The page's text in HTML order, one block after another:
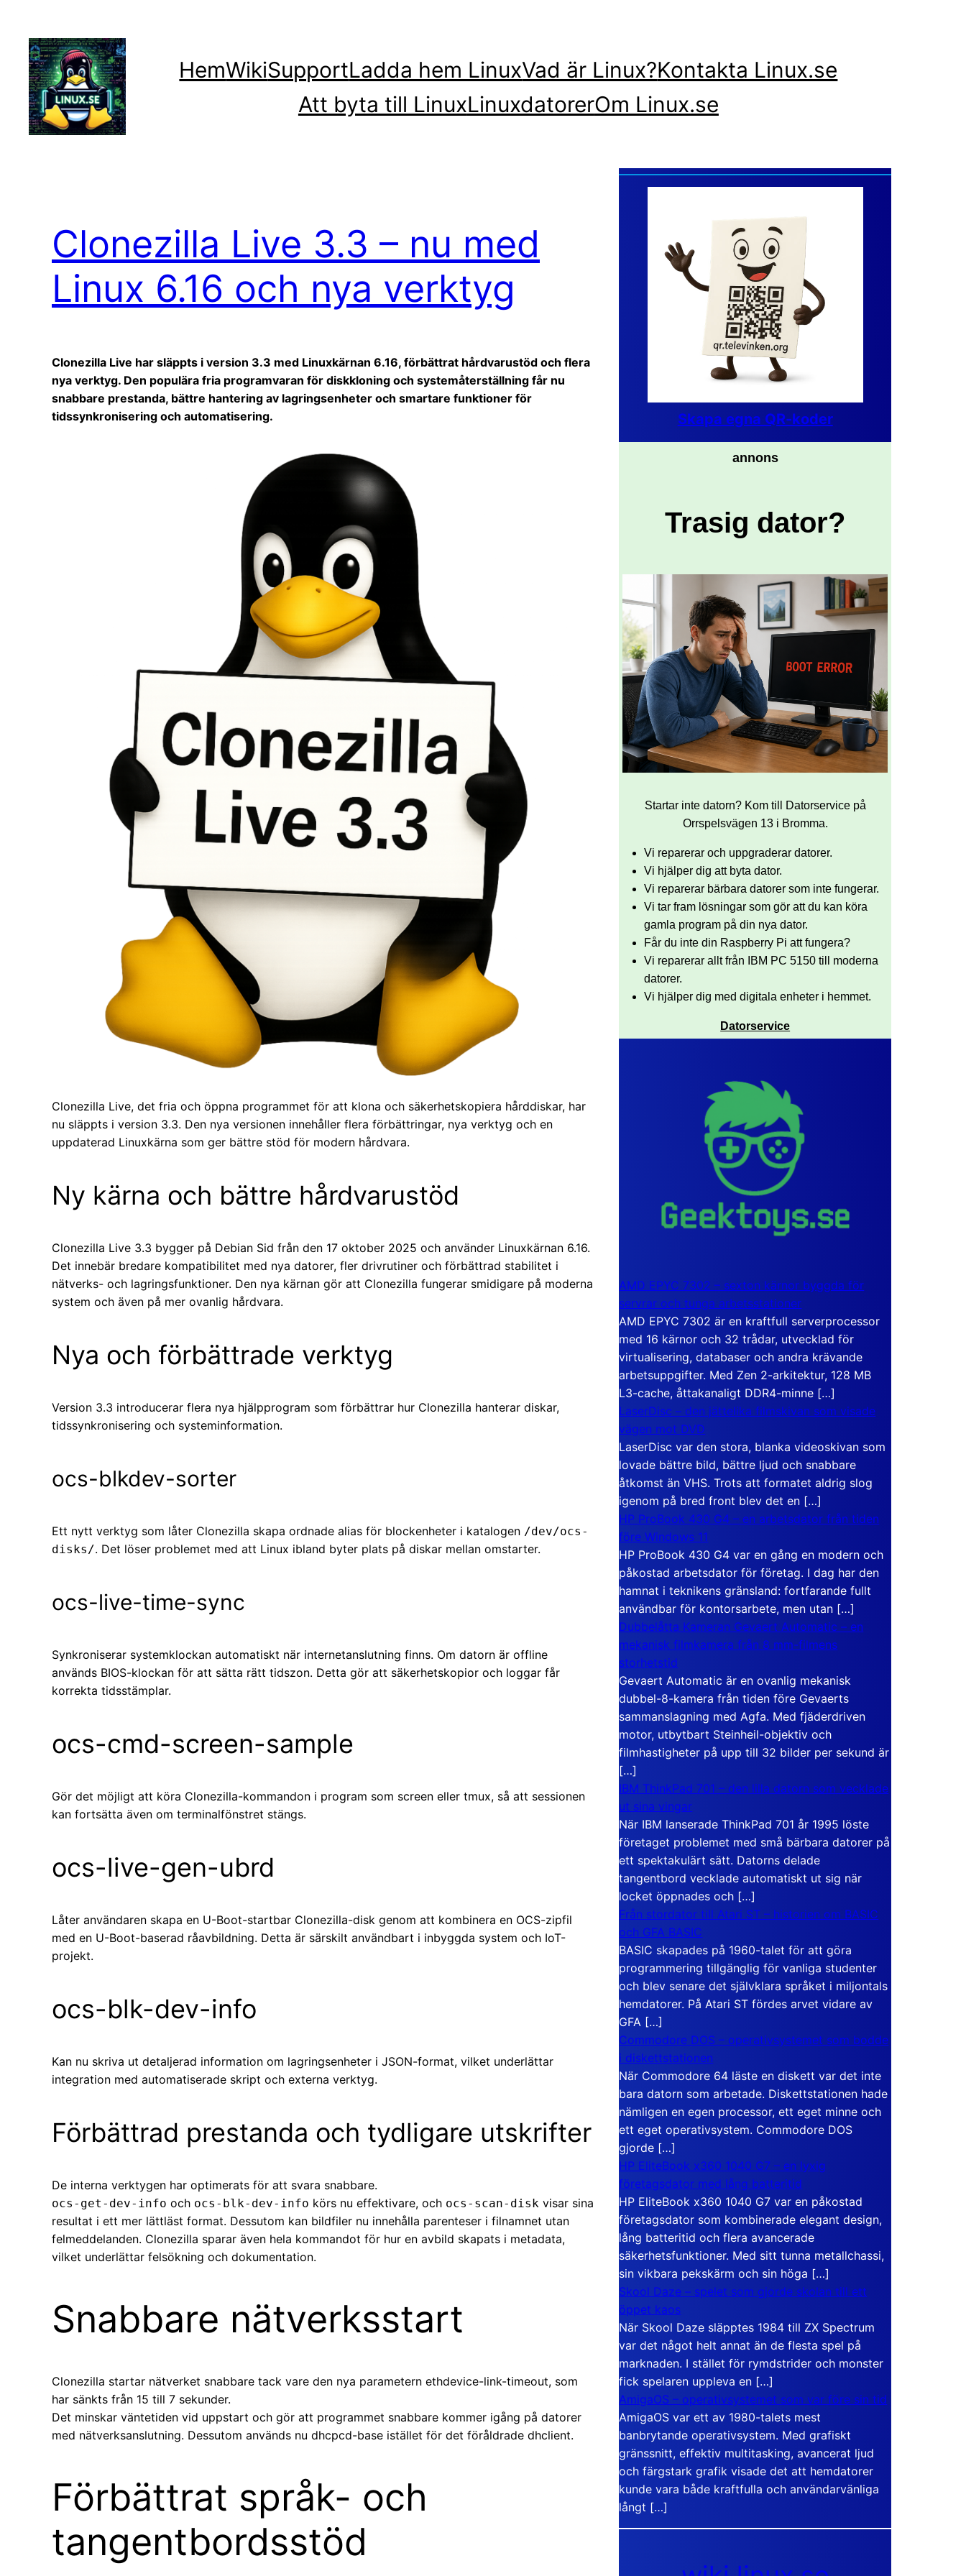
innehåll
HemWikiSupportLadda hem LinuxVad är Linux?Kontakta Linux.se
Att byta till LinuxLinuxdatorerOm Linux.se
Clonezilla Live 3.3 – nu med
Linux 6.16 och nya verktyg
Clonezilla Live har släppts i version 3.3 med Linuxkärnan 6.16, förbättrat hårdvarustöd och flera
nya verktyg. Den populära fria programvaran för diskkloning och systemåterställning får nu
snabbare prestanda, bättre hantering av lagringsenheter och smartare funktioner för
tidssynkronisering och automatisering.
Clonezilla Live, det fria och öppna programmet för att klona och säkerhetskopiera hårddiskar, har
nu släppts i version 3.3. Den nya versionen innehåller flera förbättringar, nya verktyg och en
uppdaterad Linuxkärna som ger bättre stöd för modern hårdvara.
Ny kärna och bättre hårdvarustöd
Clonezilla Live 3.3 bygger på Debian Sid från den 17 oktober 2025 och använder Linuxkärnan 6.16.
Det innebär bredare kompatibilitet med nya datorer, fler drivrutiner och förbättrad stabilitet i
nätverks- och lagringsfunktioner. Den nya kärnan gör att Clonezilla fungerar smidigare på moderna
system och även på mer ovanlig hårdvara.
Nya och förbättrade verktyg
Version 3.3 introducerar flera nya hjälpprogram som förbättrar hur Clonezilla hanterar diskar,
tidssynkronisering och systeminformation.
ocs-blkdev-sorter
Ett nytt verktyg som låter Clonezilla skapa ordnade alias för blockenheter i katalogen /dev/ocs-
disks/. Det löser problemet med att Linux ibland byter plats på diskar mellan omstarter.
ocs-live-time-sync
Synkroniserar systemklockan automatiskt när internetanslutning finns. Om datorn är offline
används BIOS-klockan för att sätta rätt tidszon. Detta gör att säkerhetskopior och loggar får
korrekta tidsstämplar.
ocs-cmd-screen-sample
Gör det möjligt att köra Clonezilla-kommandon i program som screen eller tmux, så att sessionen
kan fortsätta även om terminalfönstret stängs.
ocs-live-gen-ubrd
Låter användaren skapa en U-Boot-startbar Clonezilla-disk genom att kombinera en OCS-zipfil
med en U-Boot-baserad råavbildning. Detta är särskilt användbart i inbyggda system och IoT-
projekt.
ocs-blk-dev-info
Kan nu skriva ut detaljerad information om lagringsenheter i JSON-format, vilket underlättar
integration med automatiserade skript och externa verktyg.
Förbättrad prestanda och tydligare utskrifter
De interna verktygen har optimerats för att svara snabbare.
ocs-get-dev-info och ocs-blk-dev-info körs nu effektivare, och ocs-scan-disk visar sina
resultat i ett mer lättläst format. Dessutom kan bildfiler nu innehålla parenteser i filnamnet utan
felmeddelanden. Clonezilla sparar även hela kommandot för hur en avbild skapats i metadata,
vilket underlättar felsökning och dokumentation.
Snabbare nätverksstart
Clonezilla startar nätverket snabbare tack vare den nya parametern ethdevice-link-timeout, som
har sänkts från 15 till 7 sekunder.
Det minskar väntetiden vid uppstart och gör att programmet snabbare kommer igång på datorer
med nätverksanslutning. Dessutom används nu dhcpcd-base istället för det föråldrade dhclient.
Förbättrat språk- och
tangentbordsstöd
Skapa egna QR-koder
annons
Trasig dator?
Startar inte datorn? Kom till Datorservice på
Orrspelsvägen 13 i Bromma.
Vi reparerar och uppgraderar datorer.
Vi hjälper dig att byta dator.
Vi reparerar bärbara datorer som inte fungerar.
Vi tar fram lösningar som gör att du kan köra
gamla program på din nya dator.
Får du inte din Raspberry Pi att fungera?
Vi reparerar allt från IBM PC 5150 till moderna
datorer.
Vi hjälper dig med digitala enheter i hemmet.
Datorservice
AMD EPYC 7302 – sexton kärnor byggda för
servrar och tunga arbetsstationer
AMD EPYC 7302 är en kraftfull serverprocessor
med 16 kärnor och 32 trådar, utvecklad för
virtualisering, databaser och andra krävande
arbetsuppgifter. Med Zen 2-arkitektur, 128 MB
L3-cache, åttakanaligt DDR4-minne […]
LaserDisc – den jättelika filmskivan som visade
vägen mot DVD
LaserDisc var den stora, blanka videoskivan som
lovade bättre bild, bättre ljud och snabbare
åtkomst än VHS. Trots att formatet aldrig slog
igenom på bred front blev det en […]
HP ProBook 430 G4 – en arbetsdator från tiden
före Windows 11
HP ProBook 430 G4 var en gång en modern och
påkostad arbetsdator för företag. I dag har den
hamnat i teknikens gränsland: fortfarande fullt
användbar för kontorsarbete, men utan […]
Dubbelåtta Kameran Gevaert Automatic – en
mekanisk filmkamera från 8 mm-filmens
storhetstid
Gevaert Automatic är en ovanlig mekanisk
dubbel-8-kamera från tiden före Gevaerts
sammanslagning med Agfa. Med fjäderdriven
motor, utbytbart Steinheil-objektiv och
filmhastigheter på upp till 32 bilder per sekund är
[…]
IBM ThinkPad 701 – den lilla datorn som vecklade
ut sina vingar
När IBM lanserade ThinkPad 701 år 1995 löste
företaget problemet med små bärbara datorer på
ett spektakulärt sätt. Datorns delade
tangentbord vecklade automatiskt ut sig när
locket öppnades och […]
Från stordator till Atari ST – historien om BASIC
och GFA BASIC
BASIC skapades på 1960-talet för att göra
programmering tillgänglig för vanliga studenter
och blev senare det självklara språket i miljontals
hemdatorer. På Atari ST fördes arvet vidare av
GFA […]
Commodore DOS – operativsystemet som bodde
i diskettstationen
När Commodore 64 läste en diskett var det inte
bara datorn som arbetade. Diskettstationen hade
nämligen en egen processor, ett eget minne och
ett eget operativsystem. Commodore DOS
gjorde […]
HP EliteBook x360 1040 G7 – en lyxig
företagsdator med lång batteritid
HP EliteBook x360 1040 G7 var en påkostad
företagsdator som kombinerade elegant design,
lång batteritid och flera avancerade
säkerhetsfunktioner. Med sitt tunna metallchassi,
sin vikbara pekskärm och sin höga […]
Skool Daze – spelet som gjorde skolan till ett
öppet kaos
När Skool Daze släpptes 1984 till ZX Spectrum
var det något helt annat än de flesta spel på
marknaden. I stället för rymdstrider och monster
fick spelaren uppleva en […]
AmigaOS – operativsystemet som var före sin tid
AmigaOS var ett av 1980-talets mest
banbrytande operativsystem. Med grafiskt
gränssnitt, effektiv multitasking, avancerat ljud
och färgstark grafik visade det att hemdatorer
kunde vara både kraftfulla och användarvänliga
långt […]